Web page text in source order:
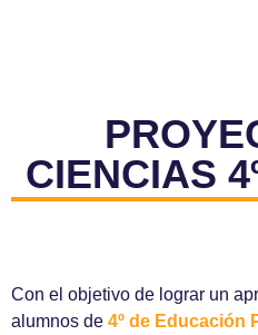
CIENCIAS
Con el objetivo de lograr un
alumnos de 4º de Educación